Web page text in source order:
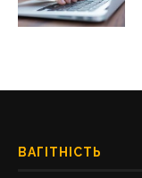
ВАГІТНІСТЬ